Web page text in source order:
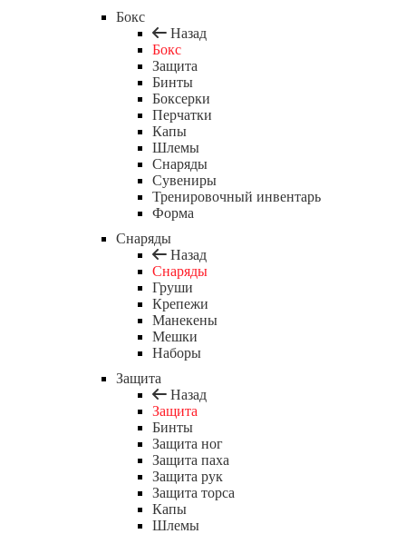
Бокс
Назад
Бокс
Защита
Бинты
Боксерки
Перчатки
Капы
Шлемы
Снаряды
Сувениры
Тренировочный инвентарь
Форма
Снаряды
Назад
Снаряды
Груши
Крепежи
Манекены
Мешки
Наборы
Защита
Назад
Защита
Бинты
Защита ног
Защита паха
Защита рук
Защита торса
Капы
Шлемы